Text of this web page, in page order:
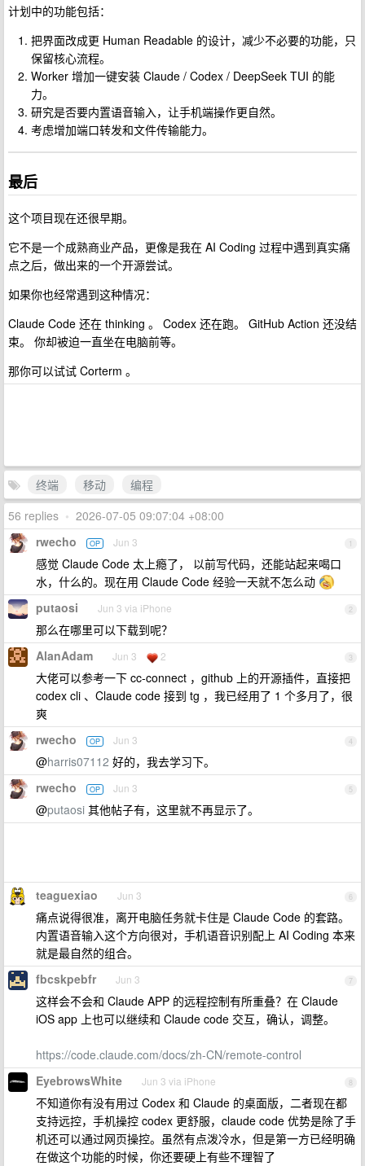
计划中的功能包括：
把界面改成更 Human Readable 的设计，减少不必要的功能，只
保留核心流程。
Worker 增加一键安装 Claude / Codex / DeepSeek TUI 的能
力。
研究是否要内置语音输入，让手机端操作更自然。
考虑增加端口转发和文件传输能力。
最后
这个项目现在还很早期。
它不是一个成熟商业产品，更像是我在 AI Coding 过程中遇到真实痛
点之后，做出来的一个开源尝试。
如果你也经常遇到这种情况：
Claude Code 还在 thinking 。 Codex 还在跑。 GitHub Action 还没结
束。 你却被迫一直坐在电脑前等。
那你可以试试 Corterm 。
终端 移动
编程
56 replies • 2026-07-05 09:07:04 +08:00
1
rwecho OP Jun 3
感觉 Claude Code 太上瘾了， 以前写代码，还能站起来喝口
水，什么的。现在用 Claude Code 经验一天就不怎么动
2
putaosi Jun 3 via iPhone
那么在哪里可以下载到呢？
3
AlanAdam Jun 3 2
大佬可以参考一下 cc-connect ，github 上的开源插件，直接把
codex cli 、Claude code 接到 tg ，我已经用了 1 个多月了，很
爽
4
rwecho OP Jun 3
@harris07112 好的，我去学习下。
5
rwecho OP Jun 3
@putaosi 其他帖子有，这里就不再显示了。
6
teaguexiao Jun 3
痛点说得很准，离开电脑任务就卡住是 Claude Code 的套路。
内置语音输入这个方向很对，手机语音识别配上 AI Coding 本来
就是最自然的组合。
7
fbcskpebfr Jun 3
这样会不会和 Claude APP 的远程控制有所重叠？在 Claude
iOS app 上也可以继续和 Claude code 交互，确认，调整。
https://code.claude.com/docs/zh-CN/remote-control
8
EyebrowsWhite Jun 3 via iPhone
不知道你有没有用过 Codex 和 Claude 的桌面版，二者现在都
支持远控，手机操控 codex 更舒服，claude code 优势是除了手
机还可以通过网页操控。虽然有点泼冷水，但是第一方已经明确
在做这个功能的时候，你还要硬上有些不理智了